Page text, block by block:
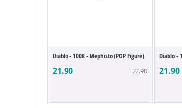
Diablo - 1008 - Mephisto (POP Figure)
21.90 22.90
Diablo -
21.90